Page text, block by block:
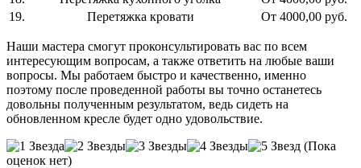
19.
Перетяжка кровати От 4000,00 руб.
Наши мастера смогут проконсультировать вас по всем
интересующим вопросам, а также ответить на любые ваши
вопросы. Мы работаем быстро и качественно, именно
поэтому после проведенной работы вы точно останетесь
довольны полученным результатом, ведь сидеть на
обновленном кресле будет одно удовольствие.
(Пока
оценок нет)